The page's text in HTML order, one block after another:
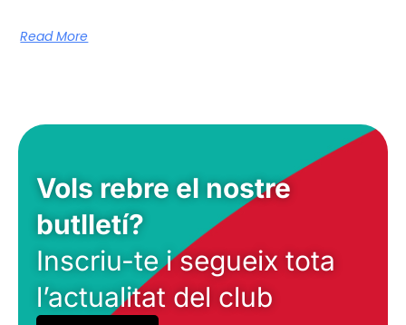
Read More
Vols rebre el nostre
butlletí?
Inscriu-te i segueix tota
l’actualitat del club